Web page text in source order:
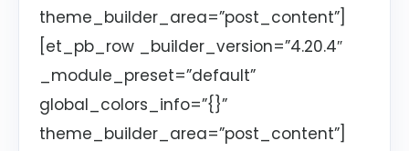
theme_builder_area=”post_content”]
[et_pb_row _builder_version=”4.20.4″
_module_preset=”default”
global_colors_info=”{}”
theme_builder_area=”post_content”]